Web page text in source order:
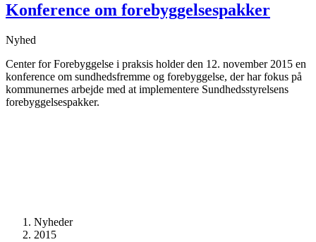
Konference om forebyggelsespakker
Nyhed
Center for Forebyggelse i praksis holder den 12. november 2015 en
konference om sundhedsfremme og forebyggelse, der har fokus på
kommunernes arbejde med at implementere Sundhedsstyrelsens
forebyggelsespakker.
Nyheder
2015